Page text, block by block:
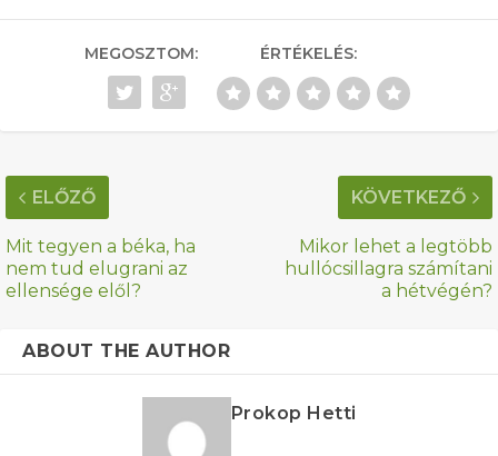
MEGOSZTOM: ÉRTÉKELÉS:
ELŐZŐ
Mit tegyen a béka, ha
nem tud elugrani az
ellensége elől?
KÖVETKEZŐ
Mikor lehet a legtöbb
hullócsillagra számítani
a hétvégén?
ABOUT THE AUTHOR
Prokop Hetti